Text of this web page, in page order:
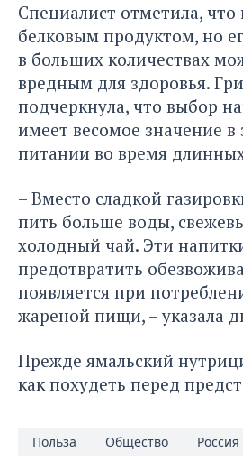
Специалист отметила,
белковым продуктом, но
в больших количествах
вредным для здоровья.
подчеркнула, что выбор
имеет весомое значение
питании во время
– Вместо сладкой
пить больше воды,
холодный чай. Эти
предотвратить
появляется при
жареной пищи, – указала
Прежде ямальский
как похудеть перед
Польза Общество Россия